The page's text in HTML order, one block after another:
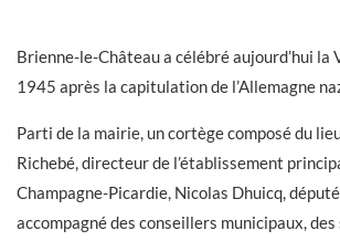
Brienne-le-Château a célébré aujourd’hui la
1945 après la capitulation de l’Allemagne
Parti de la mairie, un cortège composé du
Richebé, directeur de l’établissement
Champagne-Picardie, Nicolas Dhuicq,
accompagné des conseillers municipaux,